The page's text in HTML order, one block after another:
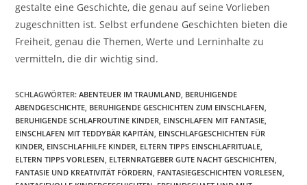
gestalte eine Geschichte, die genau auf seine Vorlieben
zugeschnitten ist. Selbst erfundene Geschichten bieten die
Freiheit, genau die Themen, Werte und Lerninhalte zu
vermitteln, die dir wichtig sind.
SCHLAGWÖRTER:ABENTEUER IM TRAUMLAND, BERUHIGENDE
ABENDGESCHICHTE, BERUHIGENDE GESCHICHTEN ZUM EINSCHLAFEN,
BERUHIGENDE SCHLAFROUTINE KINDER, EINSCHLAFEN MIT FANTASIE,
EINSCHLAFEN MIT TEDDYBÄR KAPITÄN, EINSCHLAFGESCHICHTEN FÜR
KINDER, EINSCHLAFHILFE KINDER, ELTERN TIPPS EINSCHLAFRITUALE,
ELTERN TIPPS VORLESEN, ELTERNRATGEBER GUTE NACHT GESCHICHTEN,
FANTASIE UND KREATIVITÄT FÖRDERN, FANTASIEGESCHICHTEN VORLESEN,